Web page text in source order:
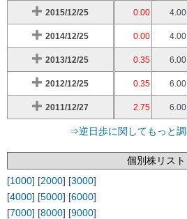
2015/12/25 0.00 4.00
2014/12/25 0.00 4.00
2013/12/25 0.35 6.00
2012/12/25 0.35 6.00
2011/12/27 2.75 6.00
⇒逆日歩に関してもっと調
個別株リスト
[1000] [2000] [3000]
[4000] [5000] [6000]
[7000] [8000] [9000]